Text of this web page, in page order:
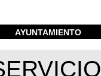
AYUNTAMIENTO